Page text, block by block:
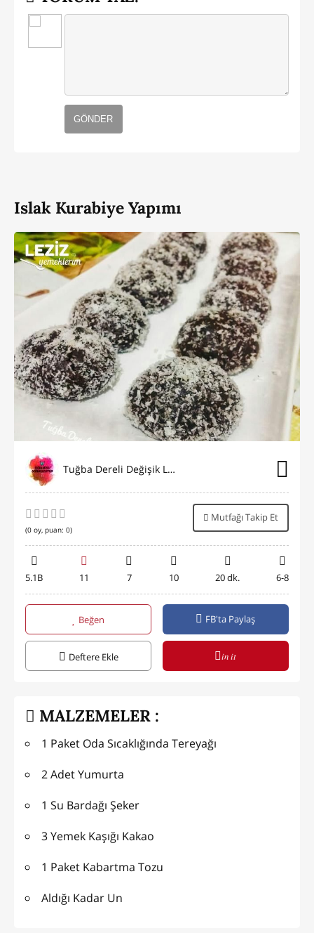
GÖNDER
Islak Kurabiye Yapımı
Tuğba Dereli Değişik Lezzetler
(0 oy, puan: 0)
Mutfağı Takip Et
5.1B 11 7 10 20 dk. 6-8
Beğen FB'ta Paylaş
Deftere Ekle in it
MALZEMELER :
1 Paket Oda Sıcaklığında Tereyağı
2 Adet Yumurta
1 Su Bardağı Şeker
3 Yemek Kaşığı Kakao
1 Paket Kabartma Tozu
Aldığı Kadar Un